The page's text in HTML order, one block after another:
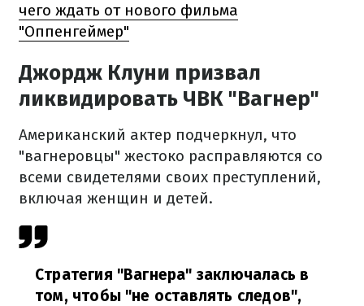
чего ждать от нового фильма
"Оппенгеймер"
Джордж Клуни призвал
ликвидировать ЧВК "Вагнер"
Американский актер подчеркнул, что
"вагнеровцы" жестоко расправляются со
всеми свидетелями своих преступлений,
включая женщин и детей.
Стратегия "Вагнера" заключалась в
том, чтобы "не оставлять следов",